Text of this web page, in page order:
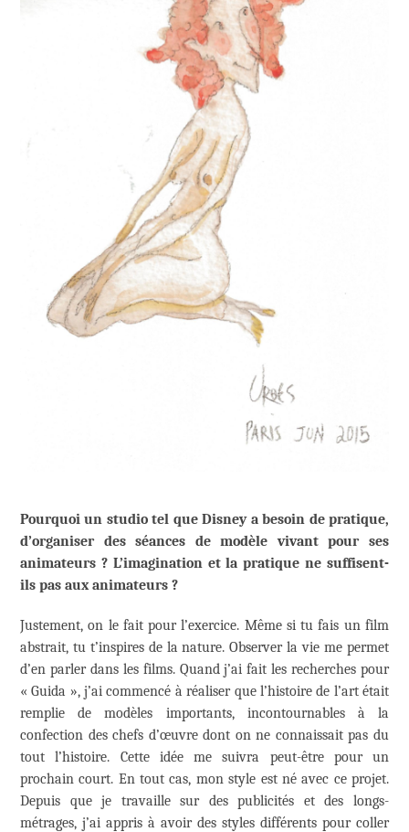
Pourquoi un studio tel que Disney a besoin de pratique,
d’organiser des séances de modèle vivant pour ses
animateurs ? L’imagination et la pratique ne suffisent-
ils pas aux animateurs ?
Justement, on le fait pour l’exercice. Même si tu fais un film
abstrait, tu t’inspires de la nature. Observer la vie me permet
d’en parler dans les films. Quand j’ai fait les recherches pour
« Guida », j’ai commencé à réaliser que l’histoire de l’art était
remplie de modèles importants, incontournables à la
confection des chefs d’œuvre dont on ne connaissait pas du
tout l’histoire. Cette idée me suivra peut-être pour un
prochain court. En tout cas, mon style est né avec ce projet.
Depuis que je travaille sur des publicités et des longs-
métrages, j’ai appris à avoir des styles différents pour coller